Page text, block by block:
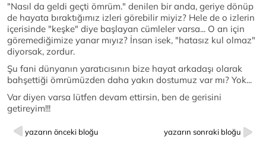
"Nasıl da geldi geçti ömrüm." denilen bir anda, geriye dönüp
de hayata bıraktığımız izleri görebilir miyiz? Hele de o izlerin
içerisinde "keşke" diye başlayan cümleler varsa... O an için
göremediğimize yanar mıyız? İnsan isek, "hatasız kul olmaz"
diyorsak, zordur.
Şu fani dünyanın yaratıcısının bize hayat arkadaşı olarak
bahşettiği ömrümüzden daha yakın dostumuz var mı? Yok...
Var diyen varsa lütfen devam ettirsin, ben de gerisini
getireyim!!!
yazarın önceki bloğu yazarın sonraki bloğu